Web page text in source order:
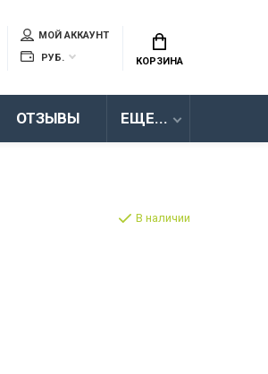
МОЙ АККАУНТ
РУБ.
КОРЗИНА
ОТЗЫВЫ ЕЩЕ...
В наличии